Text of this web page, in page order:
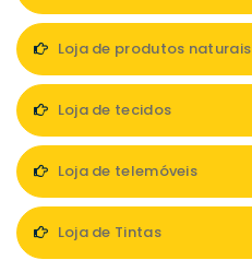
Loja de produtos naturais
Loja de tecidos
Loja de telemóveis
Loja de Tintas